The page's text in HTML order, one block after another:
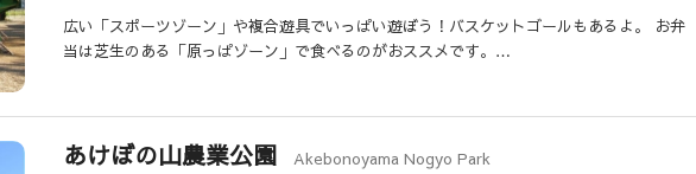
広い「スポーツゾーン」や複合遊具でいっぱい遊ぼう！バスケットゴールもあるよ。 お弁
当は芝生のある「原っぱゾーン」で食べるのがおススメです。…
あけぼの山農業公園
Akebonoyama Nogyo Park